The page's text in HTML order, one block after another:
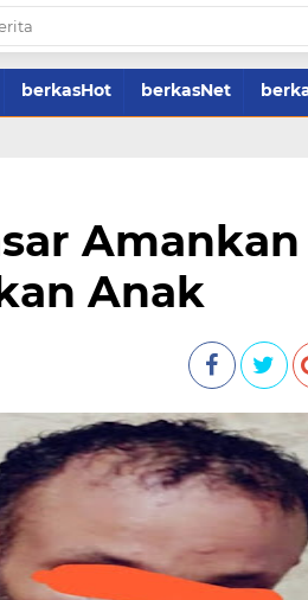
berkasHot berkasNet
Anak